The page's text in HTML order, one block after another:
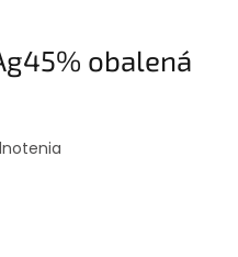
obalená